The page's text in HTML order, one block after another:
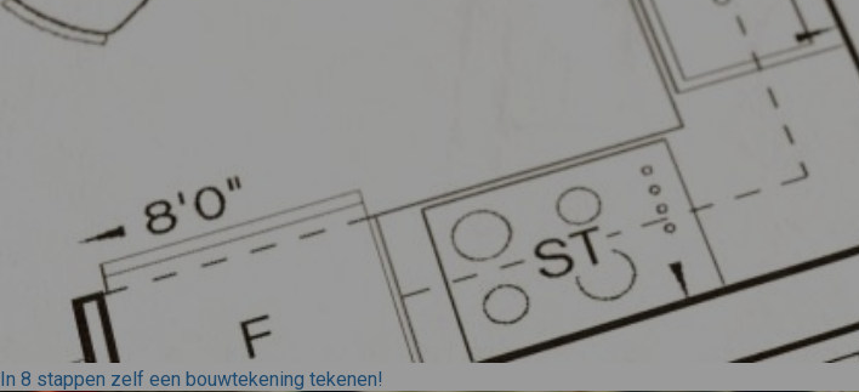
In 8 stappen zelf een bouwtekening tekenen!